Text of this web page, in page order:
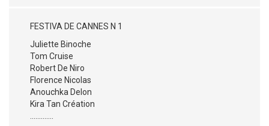
FESTIVA DE CANNES N 1
Juliette Binoche
Tom Cruise
Robert De Niro
Florence Nicolas
Anouchka Delon
Kira Tan Création